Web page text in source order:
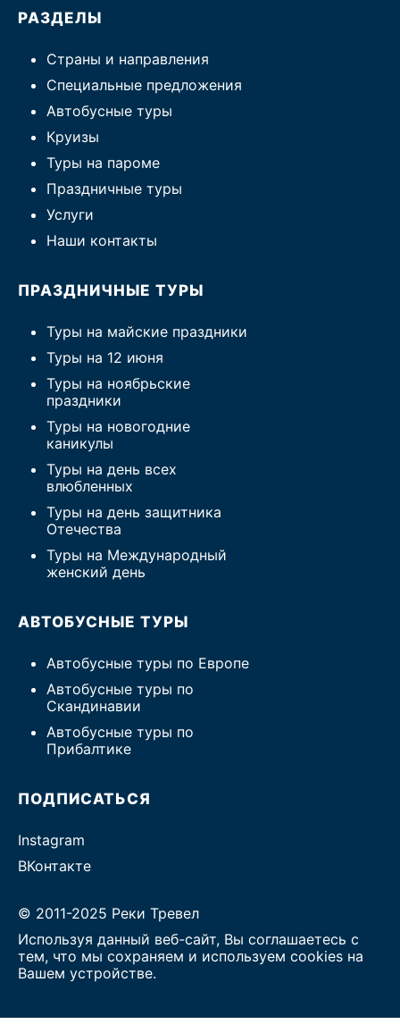
РАЗДЕЛЫ
Страны и направления
Специальные предложения
Автобусные туры
Круизы
Туры на пароме
Праздничные туры
Услуги
Наши контакты
ПРАЗДНИЧНЫЕ ТУРЫ
Туры на майские праздники
Туры на 12 июня
Туры на ноябрьские
праздники
Туры на новогодние
каникулы
Туры на день всех
влюбленных
Туры на день защитника
Отечества
Туры на Международный
женский день
АВТОБУСНЫЕ ТУРЫ
Автобусные туры по Европе
Автобусные туры по
Скандинавии
Автобусные туры по
Прибалтике
ПОДПИСАТЬСЯ
Instagram
ВКонтакте
© 2011-2025 Реки Тревел
Используя данный веб-сайт, Вы соглашаетесь с
тем, что мы сохраняем и используем cookies на
Вашем устройстве.